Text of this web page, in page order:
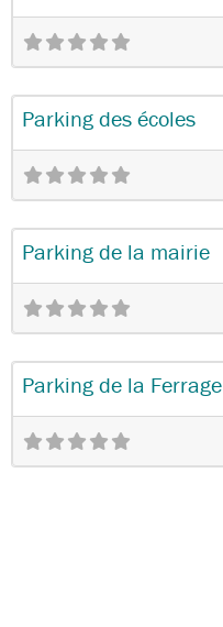
Parking des écoles
Parking de la mairie
Parking de la Ferrage